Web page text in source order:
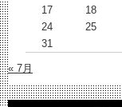
17
18
24
25
31
« 7月